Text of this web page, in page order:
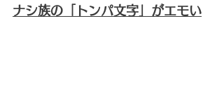
ナシ族の「トンパ文字」がエモい